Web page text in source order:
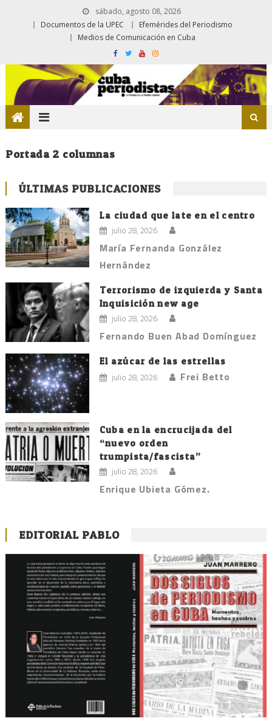
sábado, agosto 08, 2026
Documentos de la UPEC
Efemérides del Periodismo
Medios de Comunicación en Cuba
Portada 2 columnas
ÚLTIMAS PUBLICACIONES
La ciudad que late en el centro
julio 28, 2026
María Fernanda González
Hernández
Terrorismo de izquierda y Santa
Inquisición new age
julio 28, 2026
Fernando Buen Abad Domínguez
El azúcar de las estrellas
julio 28, 2026 Frei Betto
Cuba en la encrucijada del
“nuevo orden
trumpista/fascista”
julio 28, 2026
Enrique Ubieta Gómez.
EDITORIAL PABLO